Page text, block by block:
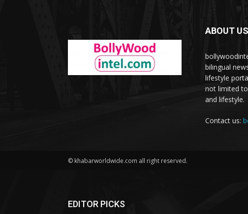
ABOUT US
bilingual
lifestyle
not limited
and lifestyle.
Contact us:
© khabarworldwide.com all right reserved.
EDITOR PICKS